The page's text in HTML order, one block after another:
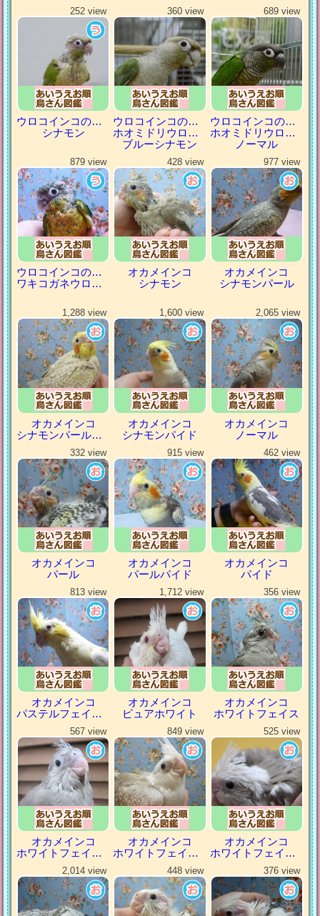
252 view
ウロコインコの仲間
シナモン
360 view
ウロコインコの仲間
ホオミドリウロコインコ
ブルーシナモン
689 view
ウロコインコの仲間
ホオミドリウロコインコ
ノーマル
879 view
ウロコインコの仲間
ワキコガネウロコインコ
428 view
オカメインコ
シナモン
977 view
オカメインコ
シナモンパール
1,288 view
オカメインコ
シナモンパールパイド
1,600 view
オカメインコ
シナモンパイド
2,065 view
オカメインコ
ノーマル
332 view
オカメインコ
パール
915 view
オカメインコ
パールパイド
462 view
オカメインコ
パイド
813 view
オカメインコ
パステルフェイスルチノー
1,712 view
オカメインコ
ピュアホワイト
356 view
オカメインコ
ホワイトフェイス
567 view
オカメインコ
ホワイトフェイスシナモン
849 view
オカメインコ
ホワイトフェイスシナモンパール
525 view
オカメインコ
ホワイトフェイスシナモンパイド
2,014 view 448 view 376 view